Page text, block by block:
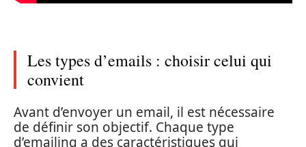
Les types d’emails : choisir celui qui
convient
Avant d’envoyer un email, il est nécessaire
de définir son objectif. Chaque type
d’emailing a des caractéristiques qui